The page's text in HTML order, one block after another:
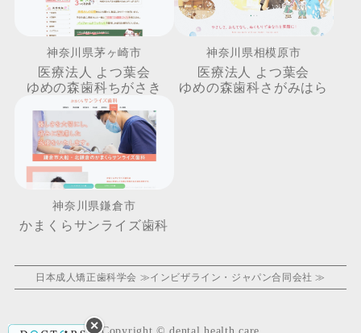
神奈川県茅ヶ崎市
医療法人 よつ葉会
ゆめの森歯科ちがさき
神奈川県相模原市
医療法人 よつ葉会
ゆめの森歯科さがみはら
神奈川県鎌倉市
かまくらサンライズ歯科
日本成人矯正歯科学会 ≫インビザライン・ジャパン合同会社 ≫
✕